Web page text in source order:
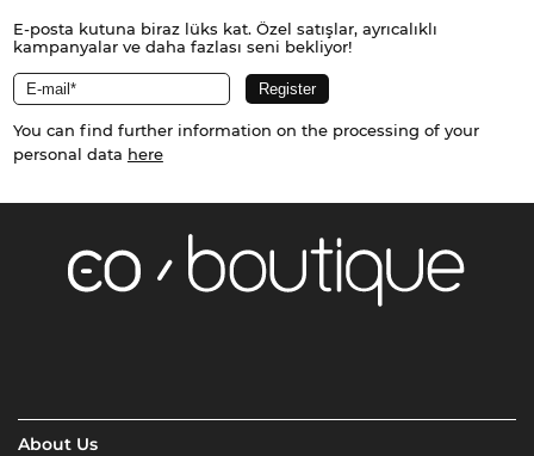
E-posta kutuna biraz lüks kat. Özel satışlar, ayrıcalıklı
kampanyalar ve daha fazlası seni bekliyor!
You can find further information on the processing of your
personal data here
About Us